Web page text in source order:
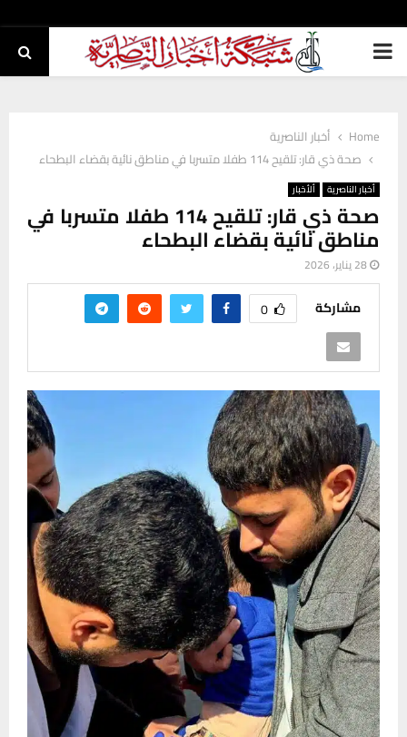
PRIMARY
Home
أخبار الناصرية
صحة ذي قار: تلقيح 114 طفلا متسربا في مناطق نائية بقضاء البطحاء
أخبار الناصرية ألأخبار
صحة ذي قار: تلقيح 114 طفلا متسربا في
مناطق نائية بقضاء البطحاء
28 يناير، 2026
مشاركة 0